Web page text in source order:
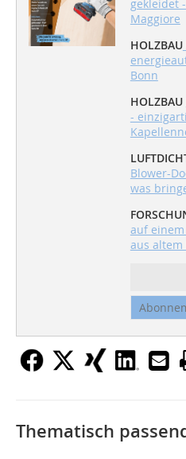
gekleidet
Maggiore
HOLZBAU
Bonn
HOLZBAU
-
Blower-
was
auf
aus altem
Thematisch